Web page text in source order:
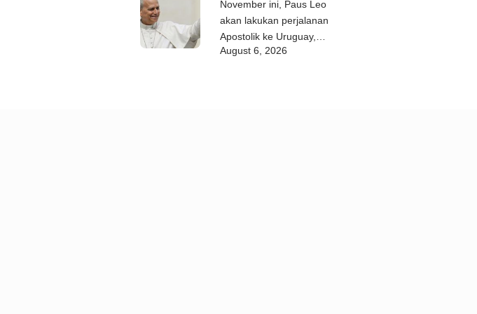
November ini, Paus Leo
akan lakukan perjalanan
Apostolik ke Uruguay,
Argentina, dan Peru
August 6, 2026